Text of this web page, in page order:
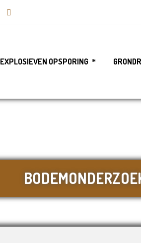
EXPLOSIEVEN OPSPORING